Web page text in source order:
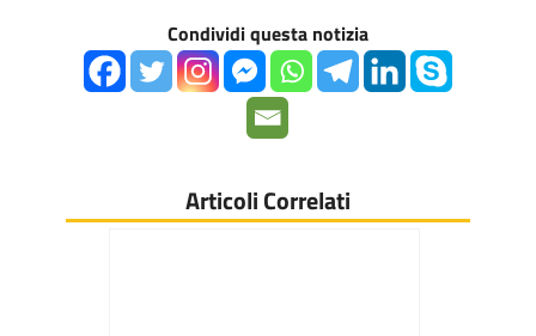
Condividi questa notizia
Articoli Correlati